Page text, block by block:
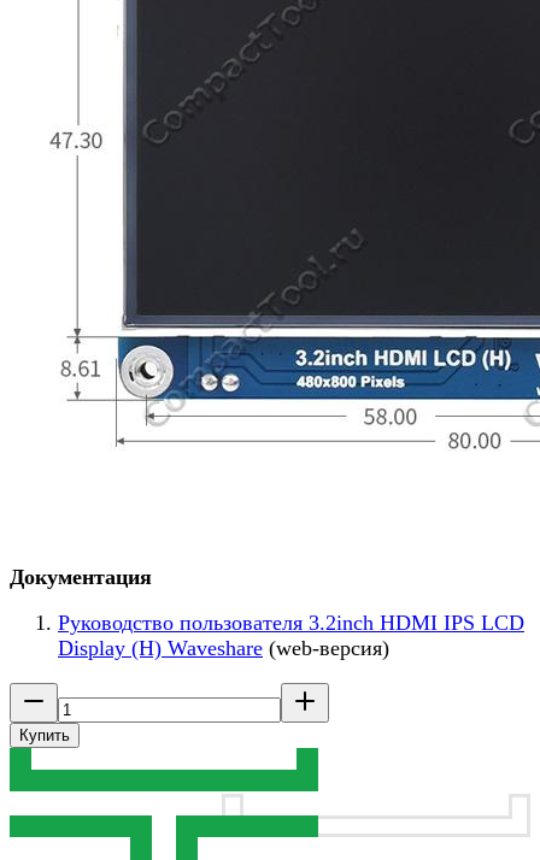
Документация
Руководство пользователя 3.2inch HDMI IPS LCD
Display (H) Waveshare (web-версия)
Купить